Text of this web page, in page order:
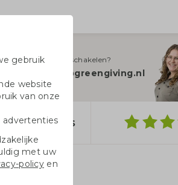
Hulplijn inschakelen?
info@greengiving.nl
Doppers
gebruik
website
van onze
advertenties
met uw
policyen